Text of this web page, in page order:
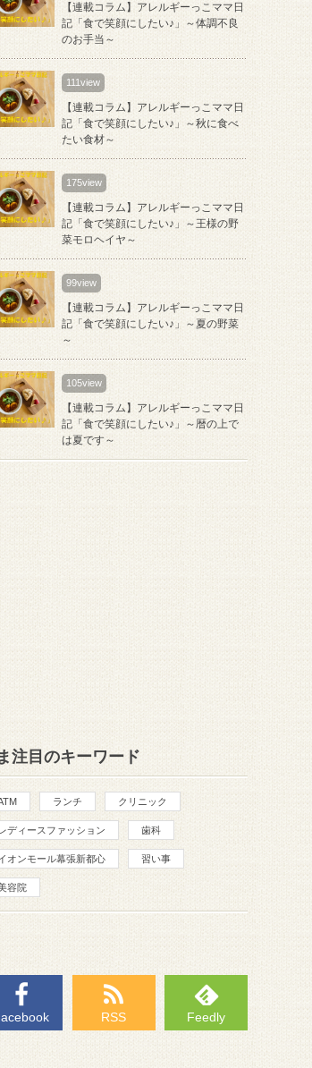
【連載コラム】アレルギーっこママ日
記「食で笑顔にしたい♪」～体調不良
のお手当～
111view
【連載コラム】アレルギーっこママ日
記「食で笑顔にしたい♪」～秋に食べ
たい食材～
175view
【連載コラム】アレルギーっこママ日
記「食で笑顔にしたい♪」～王様の野
菜モロヘイヤ～
99view
【連載コラム】アレルギーっこママ日
記「食で笑顔にしたい♪」～夏の野菜
～
105view
【連載コラム】アレルギーっこママ日
記「食で笑顔にしたい♪」～暦の上で
は夏です～
注目のキーワード
ランチ クリニック
ディースファッション 歯科
オンモール幕張新都心 習い事
容院
RSS Feedly